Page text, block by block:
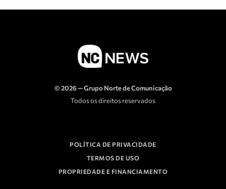
© 2026 — Grupo Norte de Comunicação
Todos os direitos reservados
POLÍTICA DE PRIVACIDADE
TERMOS DE USO
PROPRIEDADE E FINANCIAMENTO